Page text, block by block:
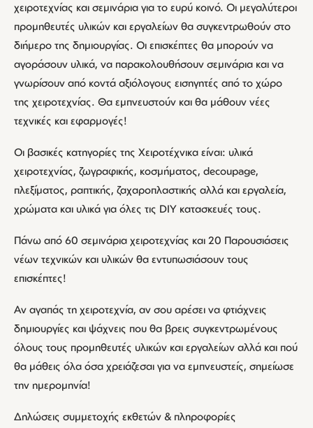
χειροτεχνίας και σεμινάρια για το ευρύ κοινό. Οι μεγαλύτεροι
προμηθευτές υλικών και εργαλείων θα συγκεντρωθούν στο
διήμερο της δημιουργίας. Οι επισκέπτες θα μπορούν να
αγοράσουν υλικά, να παρακολουθήσουν σεμινάρια και να
γνωρίσουν από κοντά αξιόλογους εισηγητές από το χώρο
της χειροτεχνίας. Θα εμπνευστούν και θα μάθουν νέες
τεχνικές και εφαρμογές!
Οι βασικές κατηγορίες της Χειροτέχνικα είναι: υλικά
χειροτεχνίας, ζωγραφικής, κοσμήματος, decoupage,
πλεξίματος, ραπτικής, ζαχαροπλαστικής αλλά και εργαλεία,
χρώματα και υλικά για όλες τις DIY κατασκευές τους.
Πάνω από 60 σεμινάρια χειροτεχνίας και 20 Παρουσιάσεις
νέων τεχνικών και υλικών θα εντυπωσιάσουν τους
επισκέπτες!
Αν αγαπάς τη χειροτεχνία, αν σου αρέσει να φτιάχνεις
δημιουργίες και ψάχνεις που θα βρεις συγκεντρωμένους
όλους τους προμηθευτές υλικών και εργαλείων αλλά και πού
θα μάθεις όλα όσα χρειάζεσαι για να εμπνευστείς, σημείωσε
την ημερομηνία!
Δηλώσεις συμμετοχής εκθετών & πληροφορίες